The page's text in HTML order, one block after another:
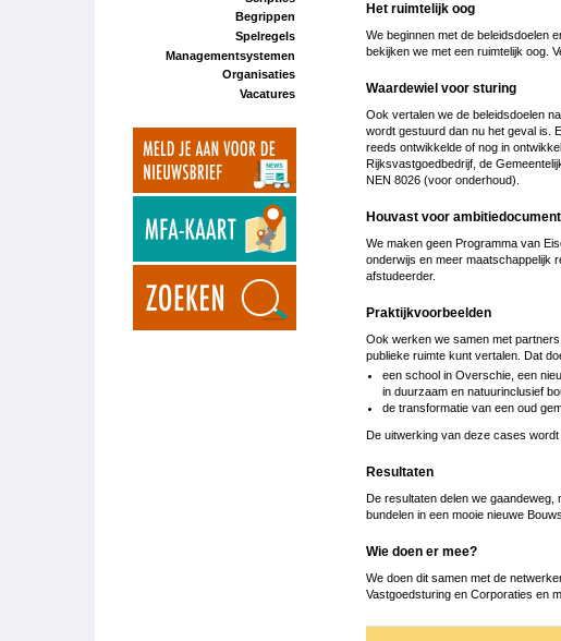
Begrippen
Spelregels
Managementsystemen
Organisaties
Vacatures
Het ruimtelijk oog
We beginnen met de beleidsdoelen
bekijken we met een ruimtelijk oog.
Waardewiel voor sturing
Ook vertalen we de beleidsdoelen
wordt gestuurd dan nu het geval is.
reeds ontwikkelde of nog in
Rijksvastgoedbedrijf, de
NEN 8026 (voor onderhoud).
Houvast voor ambitiedocument
We maken geen Programma van
onderwijs en meer maatschappelijk
afstudeerder.
Praktijkvoorbeelden
Ook werken we samen met
publieke ruimte kunt vertalen. Dat
een school in Overschie, een
in duurzaam en natuurinclusief
de transformatie van een oud
De uitwerking van deze cases
Resultaten
De resultaten delen we
bundelen in een mooie nieuwe
Wie doen er mee?
We doen dit samen met de
Vastgoedsturing en Corporaties en